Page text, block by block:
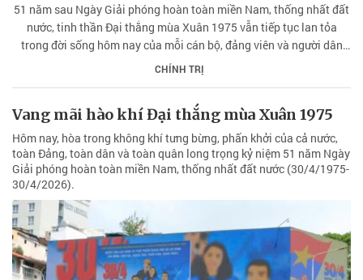
51 năm sau Ngày Giải phóng hoàn toàn miền Nam, thống nhất đất
nước, tinh thần Đại thắng mùa Xuân 1975 vẫn tiếp tục lan tỏa
trong đời sống hôm nay của mỗi cán bộ, đảng viên và người dân
tỉnh Lâm Đồng.
CHÍNH TRỊ
Vang mãi hào khí Đại thắng mùa Xuân 1975
Hôm nay, hòa trong không khí tưng bừng, phấn khởi của cả nước,
toàn Đảng, toàn dân và toàn quân long trọng kỷ niệm 51 năm Ngày
Giải phóng hoàn toàn miền Nam, thống nhất đất nước (30/4/1975-
30/4/2026).